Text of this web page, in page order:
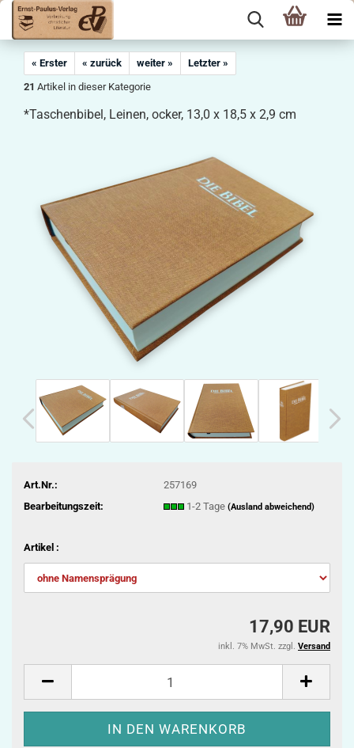
« Erster « zurück weiter »
Letzter »
21 Artikel in dieser Kategorie
*Taschenbibel, Leinen, ocker, 13,0 x 18,5 x 2,9 cm
Art.Nr.:
257169
Bearbeitungszeit:
1-2 Tage (Ausland abweichend)
Artikel :
17,90 EUR
inkl. 7% MwSt. zzgl. Versand